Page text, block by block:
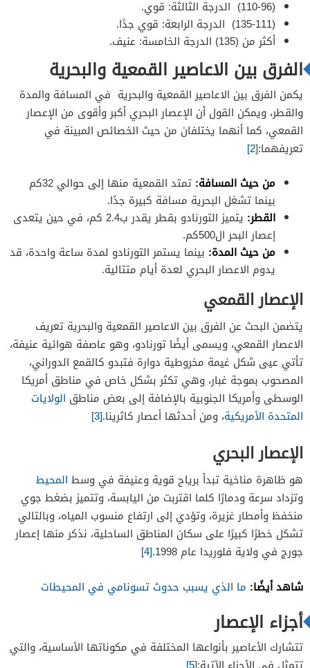
(110-96) الدرجة الثالثة: قوي.
(135-111) الدرجة الرابعة: قوي جدًا.
أكثر من (135) الدرجة الخامسة: عنيف.
الفرق بين الاعاصير القمعية والبحرية
يكمن الفرق بين الاعاصير القمعية والبحرية في المسافة والمدة
والقطر، ويمكن القول أن الإعصار البحري أكبر وأقوى من الإعصار
القمعي، كما أنهما يختلفان من حيث الخصائص المبينة في
تعريفهما:[2]
من حيث المسافة:
تمتد القمعية منها إلى حوالي 32كم
بينما تشغل البحرية مسافة كبيرة جدًا.
القطر:
يتميز التورنادو بقطر يقدر ب2.4 كم، في حين يتعدى
إعصار البحر ال500كم.
من حيث المدة: بينما يستمر التورنادو لمدة ساعة واحدة، قد
يدوم الاعصار البحري لعدة أيام متتالية.
الإعصار القمعي
يتضمن البحث عن الفرق بين الاعاصير القمعية والبحرية تعريف
الاعصار القمعي، ويسمى أيضًا تورنادو، وهو عاصفة هوائية عنيفة،
تأتي عيى شكل غيمة مخروطية دوارة فتبدو كالقمع الدوراني،
المصحوب بموجة غبار، وهي تكثر بشكل خاص في مناطق أمريكا
الوسطى وأمريكا الجنوبية بالإضافة إلى بعض مناطق الولايات
المتحدة الأمريكية، ومن أحدثها أعصار كاثرينا.[3]
الإعصار البحري
هو ظاهرة مناخية تبدأ برياح قوية وعنيفة في وسط المحيط
وتزداد سرعة ودمارًا كلما اقتربت من اليابسة، وتتميز بضغط جوي
منخفظ وأمطار غزيرة، وتؤدي إلى ارتفاع منسوب المياه، وبالتالي
تشكل خطرًا كبيرًا على سكان المناطق الساحلية، نذكر منها إعصار
جورج في ولاية فلوريدا عام 1998.
[4]
شاهد أيضًا: ما الذي يسبب حدوث تسونامي في المحيطات
أجزاء الإعصار
تتشارك الأعاصير بأنواعها المختلفة في مكوناتها الأساسية، والتي